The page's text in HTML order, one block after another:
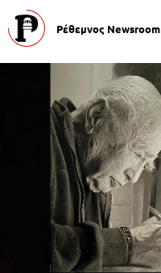
Ρέθεμνος Newsroom